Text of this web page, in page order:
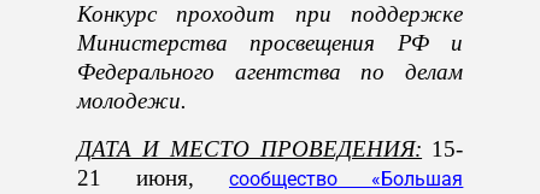
Конкурс проходит при поддержке
Министерства просвещения РФи
Федерального агентства по делам
молодежи.
ДАТА И МЕСТО ПРОВЕДЕНИЯ: 15-
21 июня,сообщество «Большая